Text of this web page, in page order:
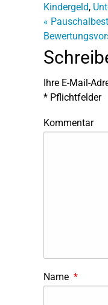
Kindergeld,
«
Ihre E-Mail-
* Pflichtfelder
Kommentar
Name *